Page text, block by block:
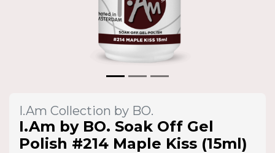
I.Am Collection by BO.
I.Am by BO. Soak Off Gel
Polish #214 Maple Kiss (15ml)